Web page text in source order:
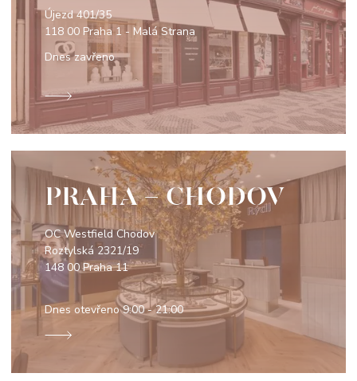
Újezd 401/35
118 00 Praha 1 - Malá Strana
Dnes zavřeno
PRAHA - CHODOV
OC Westfield Chodov
Roztylská 2321/19
148 00 Praha 11
Dnes otevřeno9:00 - 21:00